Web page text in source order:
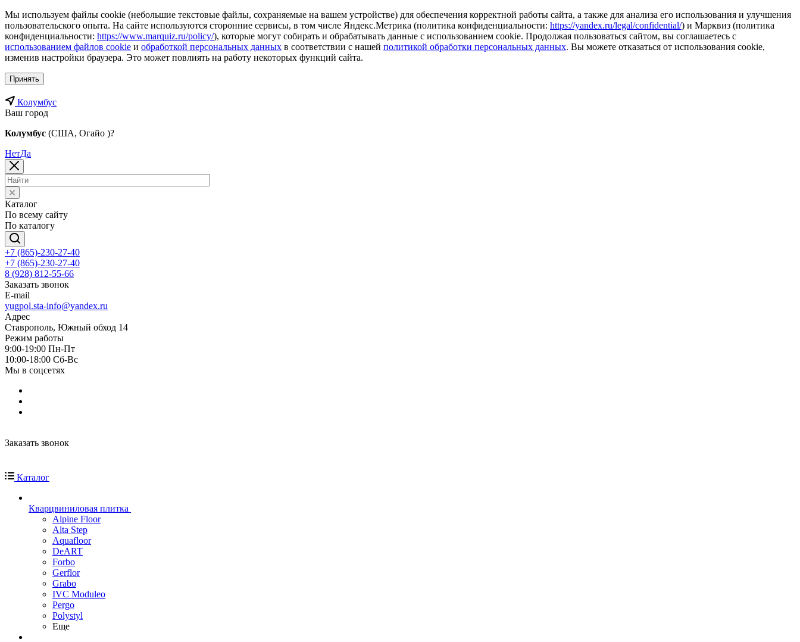
Мы используем файлы cookie (небольшие текстовые файлы, сохраняемые на вашем устройстве) для обеспечения корректной работы сайта, а также для анализа его использования и улучшения
пользовательского опыта. На сайте используются сторонние сервисы, в том числе Яндекс.Метрика (политика конфиденциальности: https://yandex.ru/legal/confidential/) и Марквиз (политика
конфиденциальности: https://www.marquiz.ru/policy/), которые могут собирать и обрабатывать данные с использованием cookie. Продолжая пользоваться сайтом, вы соглашаетесь с
использованием файлов cookie и обработкой персональных данных в соответствии с нашей политикой обработки персональных данных. Вы можете отказаться от использования cookie,
изменив настройки браузера. Это может повлиять на работу некоторых функций сайта.
Принять
Колумбус
Ваш город
Колумбус (США, Огайо )?
НетДа
Каталог
По всему сайту
По каталогу
+7 (865)-230-27-40
+7 (865)-230-27-40
8 (928) 812-55-66
Заказать звонок
E-mail
yugpol.sta-info@yandex.ru
Адрес
Ставрополь, Южный обход 14
Режим работы
9:00-19:00 Пн-Пт
10:00-18:00 Cб-Вс
Мы в соцсетях
Заказать звонок
Каталог
Кварцвиниловая плитка
Alpine Floor
Alta Step
Aquafloor
DeART
Forbo
Gerflor
Grabo
IVC Moduleo
Pergo
Polystyl
Еще